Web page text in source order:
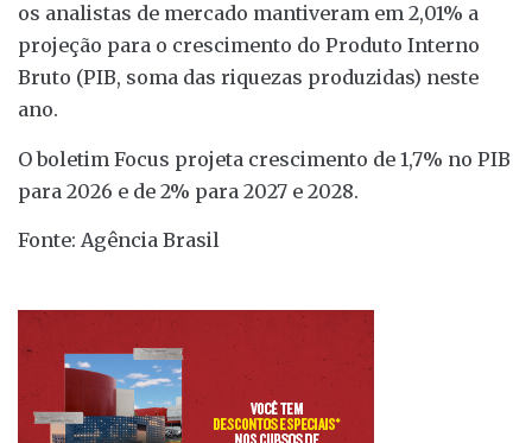
os analistas de mercado mantiveram em 2,01% a
projeção para o crescimento do Produto Interno
Bruto (PIB, soma das riquezas produzidas) neste
ano.
O boletim Focus projeta crescimento de 1,7% no PIB
para 2026 e de 2% para 2027 e 2028.
Fonte: Agência Brasil